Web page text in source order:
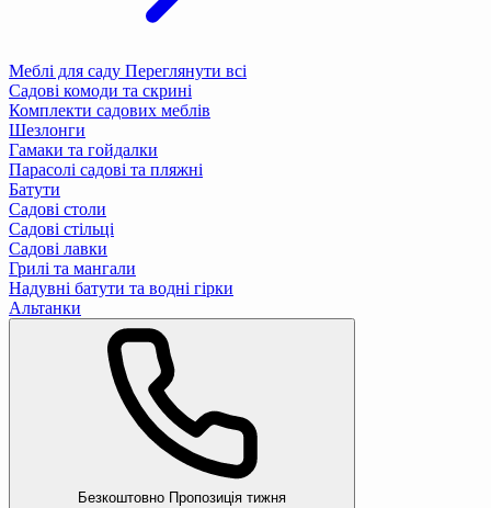
Меблі для саду Переглянути всі
Садові комоди та скрині
Комплекти садових меблів
Шезлонги
Гамаки та гойдалки
Парасолі садові та пляжні
Батути
Садові столи
Садові стільці
Садові лавки
Грилі та мангали
Надувні батути та водні гірки
Альтанки
Безкоштовно Пропозиція тижня